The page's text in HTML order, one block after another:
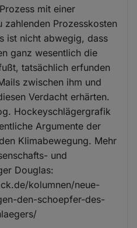
mit einer
zahlenden Prozesskosten
ist nicht abwegig, dass
ganz wesentlich die
tatsächlich erfunden
zwischen ihm und
Verdacht erhärten.
Hockeyschlägergrafik
Argumente der
Klimabewegung. Mehr
und
Douglas:
kolumnen/neue-
den-schoepfer-des-